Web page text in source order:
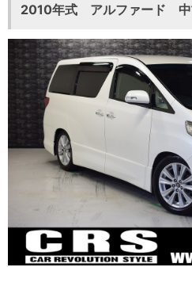
2010年式 アルファード